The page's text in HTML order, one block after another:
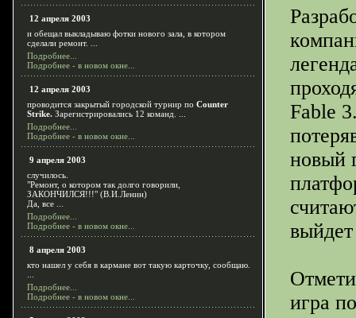
12 апреля 2003
и обещал выкладываю фотки нового зала, в котором
сделали ремонт. ...
Подробнее...
Подробнее - в новом окне...
12 апреля 2003
проводится закрытый городской турнир по Counter
Strike. Зарегистрировались 12 команд. ...
Подробнее...
Подробнее - в новом окне...
9 апреля 2003
случилось.
"Ремонт, о котором так долго говорили,
ЗАКОНЧИЛСЯ!!!" (В.И.Ленин)
Да, все ...
Подробнее...
Подробнее - в новом окне...
8 апреля 2003
кто нашел у себя в кармане вот такую карточку, сообщаю.
Подробнее...
Подробнее - в новом окне...
Fable
новый
игра